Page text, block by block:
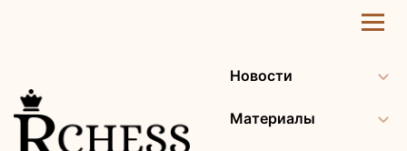
Новости
Материалы